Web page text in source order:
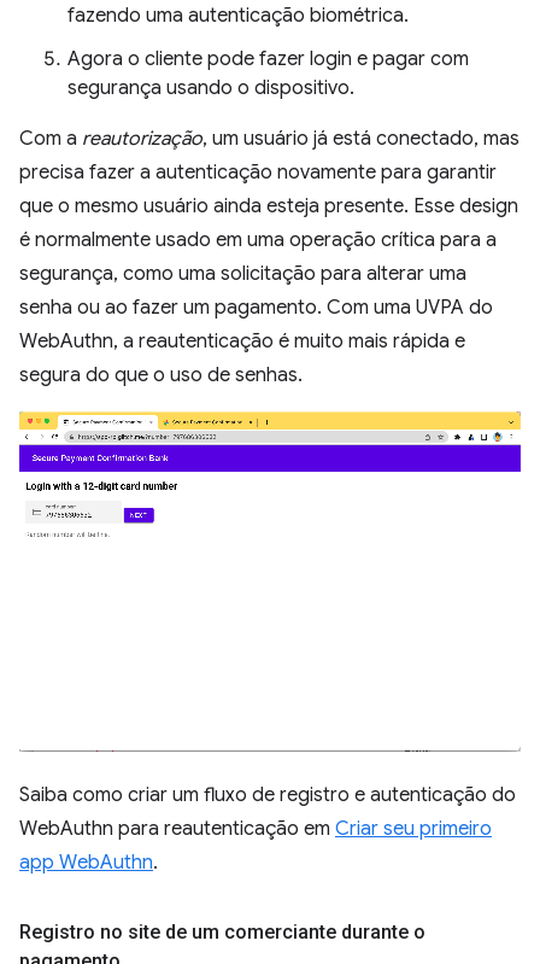
fazendo uma autenticação biométrica.
Agora o cliente pode fazer login e pagar com
segurança usando o dispositivo.
Com a reautorização, um usuário já está conectado, mas
precisa fazer a autenticação novamente para garantir
que o mesmo usuário ainda esteja presente. Esse design
é normalmente usado em uma operação crítica para a
segurança, como uma solicitação para alterar uma
senha ou ao fazer um pagamento. Com uma UVPA do
WebAuthn, a reautenticação é muito mais rápida e
segura do que o uso de senhas.
Saiba como criar um fluxo de registro e autenticação do
WebAuthn para reautenticação em Criar seu primeiro
app WebAuthn.
Registro no site de um comerciante durante o